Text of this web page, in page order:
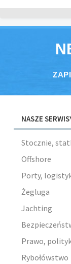
NASZE
Stocznie,
Offshore
Porty,
Żegluga
Jachting
Prawo,
Rybołówstwo